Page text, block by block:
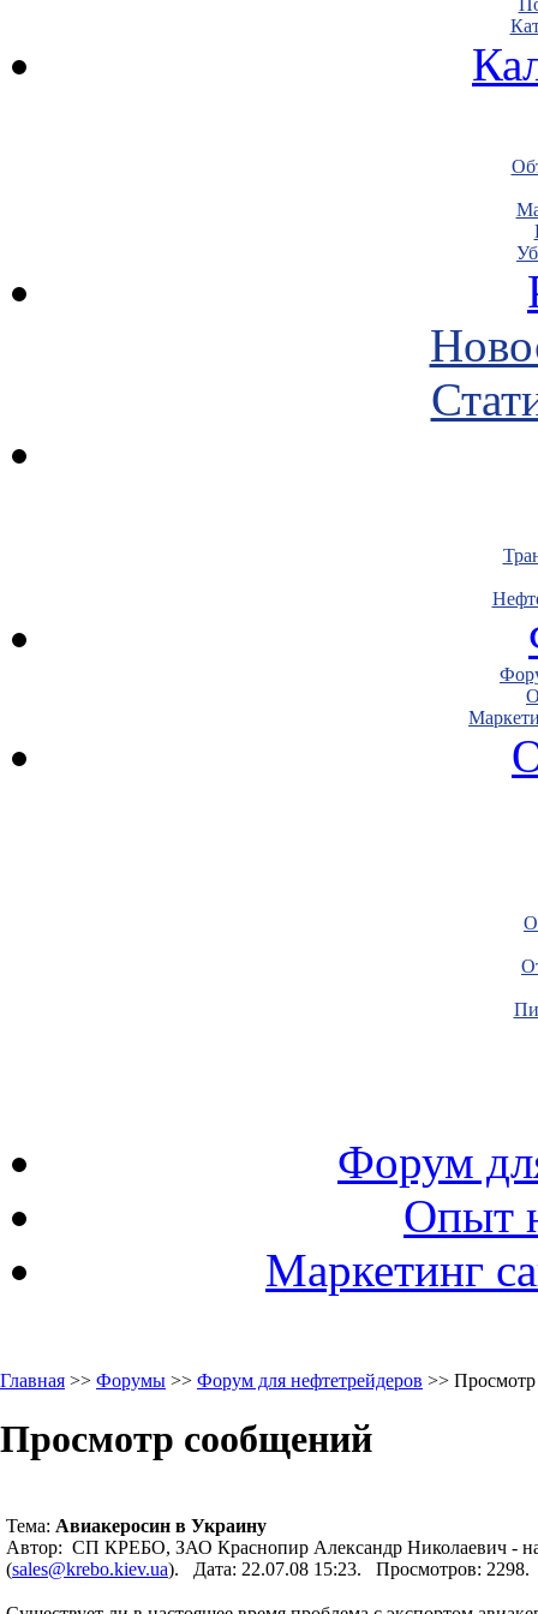
Форум
Опыт
Маркетинг
Главная >> Форумы >> Форум для нефтетрейдеров >>
Просмотр сообщений
Тема: Авиакеросин в Украину
Автор: СП КРЕБО, ЗАО Краснопир Александр Николаевич -
(sales@krebo.kiev.ua). Дата: 22.07.08 15:23. Просмотров: